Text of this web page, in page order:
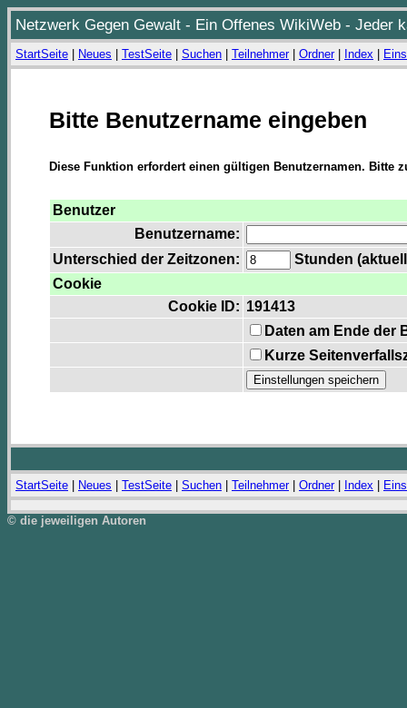
Netzwerk Gegen Gewalt - Ein Offenes WikiWeb - Jeder
StartSeite Neues TestSeite Suchen Teilnehmer| Ordner| Index
Bitte Benutzername eingeben
Diese Funktion erfordert einen gültigen Benutzernamen. Bitte
Benutzer
Benutzername:
Unterschied der Zeitzonen:
Stunden
Cookie
Cookie ID: 191413
Daten am Ende der
Kurze
StartSeite Neues TestSeite Suchen Teilnehmer| Ordner| Index
© die jeweiligen Autoren